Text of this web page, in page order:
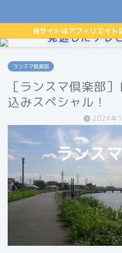
当サイトはアフィリエイト
見逃したテレ
ランスマ倶楽部
［ランスマ倶楽部
込みスペシャル！
2024年